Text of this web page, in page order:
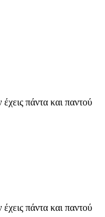
πάντα και παντού
πάντα και παντού